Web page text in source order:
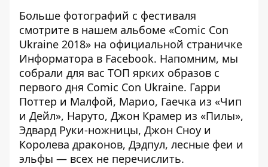
Больше фотографий с фестиваля
смотрите в нашем альбоме «Comic Con
Ukraine 2018» на официальной страничке
Информатора в Facebook. Напомним, мы
собрали для вас ТОП ярких образов с
первого дня Comic Con Ukraine. Гарри
Поттер и Малфой, Марио, Гаечка из «Чип
и Дейл», Наруто, Джон Крамер из «Пилы»,
Эдвард Руки-ножницы, Джон Сноу и
Королева драконов, Дэдпул, лесные феи и
эльфы — всех не перечислить.